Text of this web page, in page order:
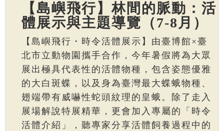
【島嶼飛行】林間的脈動：活
體展示與主題導覽（7-8月）
【島嶼飛行・時令活體展示】由臺博館×臺
北市立動物園攜手合作，今年暑假將為大眾
展出極具代表性的活體物種，包含姿態優雅
的大白斑蝶，以及身為臺灣最大蝶蛾物種、
翅端帶有威嚇性蛇頭紋理的皇蛾。除了走入
展場解說特展精華，更會加入專屬的「時令
活體介紹」，聽專家分享活體飼養過程中的